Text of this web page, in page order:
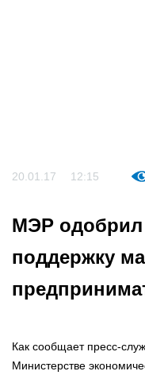
20.01.17 12:15
МЭР одобрил
поддержку
Как сообщает пресс-
Министерстве